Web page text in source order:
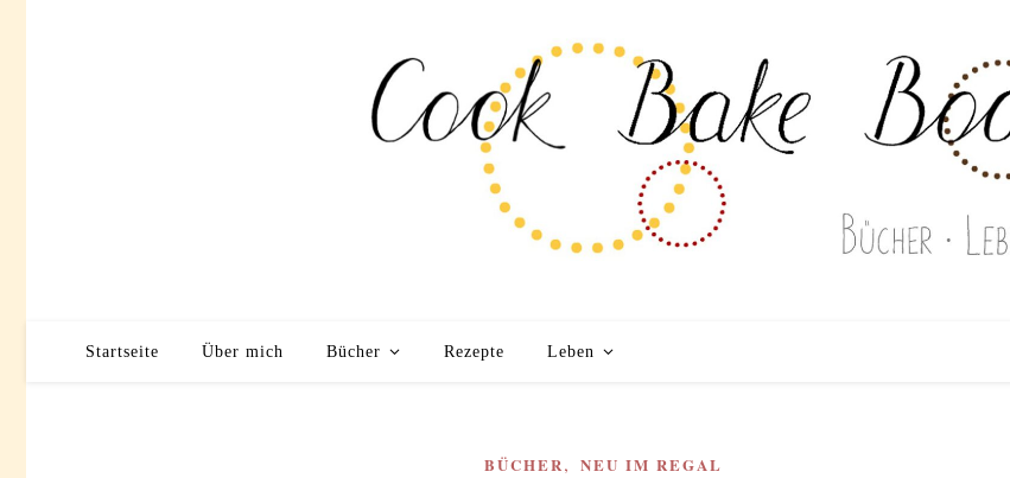
Startseite Über mich Bücher Rezepte Leben
BÜCHER , NEU IM REGAL